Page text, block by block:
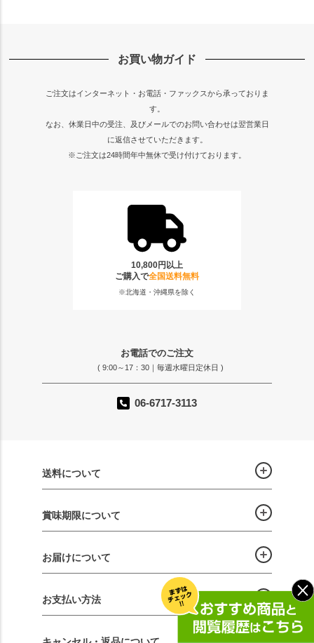
お買い物ガイド
ご注文はインターネット・お電話・ファックスから承っておりま
す。
なお、休業日中の受注、及びメールでのお問い合わせは翌営業日
に返信させていただきます。
※ご注文は24時間年中無休で受け付けております。
10,800円以上
ご購入で全国送料無料
※北海道・沖縄県を除く
お電話でのご注文
( 9:00～17：30｜毎週水曜日定休日 )
06-6717-3113
送料について
賞味期限について
お届けについて
お支払い方法